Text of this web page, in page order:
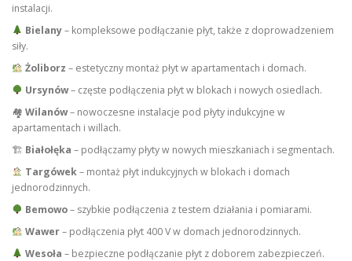
instalacji.
Bielany– kompleksowe podłączanie płyt, także z doprowadzeniem
siły.
Żoliborz – estetyczny montaż płyt w apartamentach i domach.
Ursynów– częste podłączenia płyt w blokach i nowych osiedlach.
🏘 Wilanów– nowoczesne instalacje pod płyty indukcyjne w
apartamentach i willach.
🏗 Białołęka – podłączamy płyty w nowych mieszkaniach i segmentach.
Targówek– montaż płyt indukcyjnych w blokach i domach
jednorodzinnych.
Bemowo– szybkie podłączenia z testem działania i pomiarami.
Wawer– podłączenia płyt 400 V w domach jednorodzinnych.
Wesoła – bezpieczne podłączanie płyt z doborem zabezpieczeń.